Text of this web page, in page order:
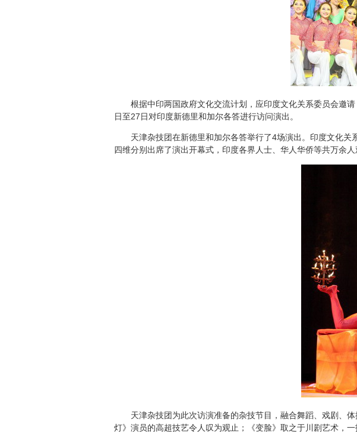
根据中印两国政府文化交流计划，应印度文化关系委员会邀
日至27日对印度新德里和加尔各答进行访问演出。
天津杂技团在新德里和加尔各答举行了4场演出。印度文化关
四维分别出席了演出开幕式，印度各界人士、华人华侨等共万余人
天津杂技团为此次访演准备的杂技节目，融合舞蹈、戏剧、
灯》演员的高超技艺令人叹为观止；《变脸》取之于川剧艺术，